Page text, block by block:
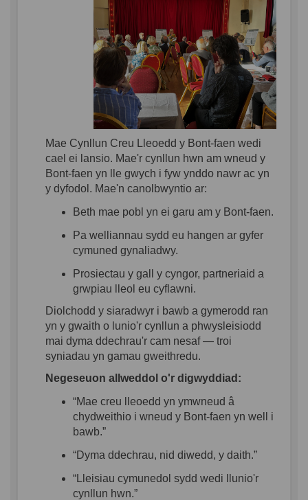
Mae Cynllun Creu Lleoedd y Bont-faen wedi
cael ei lansio. Mae'r cynllun hwn am wneud y
Bont-faen yn lle gwych i fyw ynddo nawr ac yn
y dyfodol . Mae'n canolbwyntio ar:
Beth mae pobl yn ei garu am y Bont-faen.
Pa welliannau sydd eu hangen ar gyfer
cymuned gynaliadwy.
Prosiectau y gall y cyngor, partneriaid a
grwpiau
lleol eu cyflawni.
Diolchodd y siaradwyr i bawb a gymerodd ran
yn y gwaith o lunio'r cynllun a phwysleisiodd
mai dyma ddechrau'r cam nesaf— troi
syniadau yn gamau gweithredu.
Negeseuon allweddol o'r digwyddiad :
“Mae creu lleoedd yn ymwneud â
chydweithio i wneud y Bont-faen yn well i
bawb.”
“Dyma ddechrau, nid diwedd, y daith.”
“Lleisiau cymunedol sydd wedi
llunio'r
cynllun hwn.”